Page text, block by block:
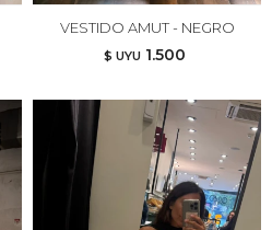
VESTIDO AMUT - NEGRO
$ UYU 1.500